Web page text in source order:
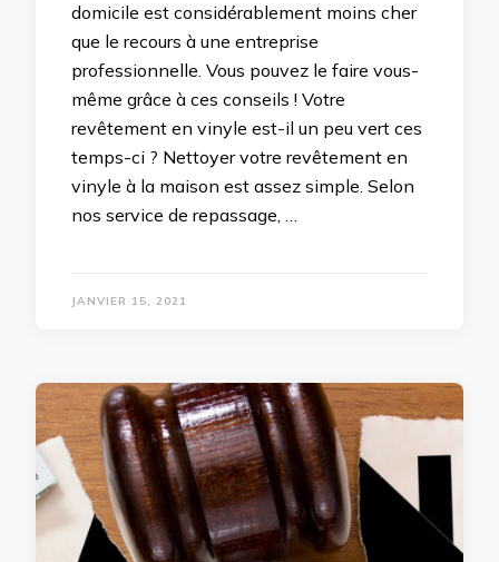
domicile est considérablement moins cher
que le recours à une entreprise
professionnelle. Vous pouvez le faire vous-
même grâce à ces conseils ! Votre
revêtement en vinyle est-il un peu vert ces
temps-ci ? Nettoyer votre revêtement en
vinyle à la maison est assez simple. Selon
nos service de repassage, …
JANVIER 15, 2021